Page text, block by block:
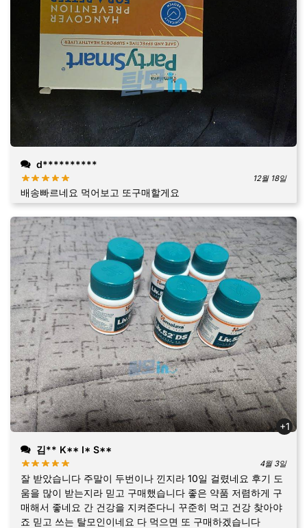
d**********
12월 18일
배송빠르네요 먹어보고 또구매할게요
+1
김** K** I* S**
4월 3일
잘 받았습니다 주말이 두번이나 낀지라 10일 걸렸네요 후기 도
움을 많이 받는지라 믿고 구매했습니다 좋은 약품 저렴하게 구
매해서 좋네요 간 건강을 지켜준다니 꾸준히 먹고 건강 찾아야
죠 믿고 쓰는 탈모인이네요 다 먹으면 또 구매하겠습니다